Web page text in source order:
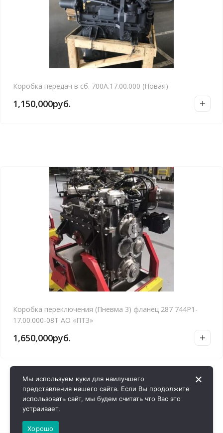
Коробка передач в сб. 700А.17.00.000 (Новая)
1,150,000руб.
Коробка переключения (Пневма 3) фланец 287 744Р1-
17.00.000-08Т АО «ПТЗ»
1,650,000руб.
Мы используем куки для наилучшего
представления нашего сайта. Если Вы продолжите
использовать сайт, мы будем считать что Вас это
устраивает.
Хорошо